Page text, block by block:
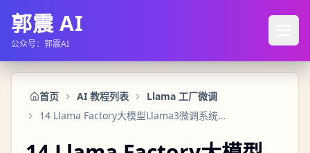
郭震 AI
公众号：郭震AI
首页 AI 教程列表
Llama 工厂微调
14 Llama Factory大模型Llama3微调系统之训练参数设置